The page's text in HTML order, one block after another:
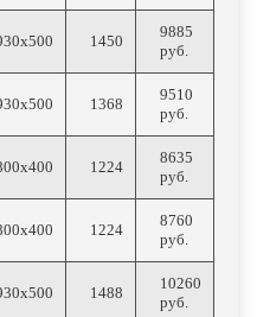
1450
9885
руб.
1368
9510
руб.
1224
8635
руб.
1224
8760
руб.
1488
10260
руб.